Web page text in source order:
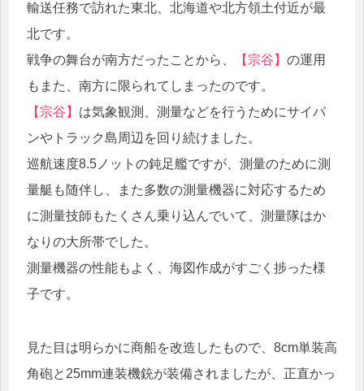
輸送任務で訪れた東北、北海道や北方領土付近が最
北です。
戦争の舞台が南方だったことから、
【宗谷】 の運用
もまた、南方に限られてしまったのです。
【宗谷】 は気象観測、測量などを行うためにサイパ
ンやトラック島周辺を回り続けました。
巡航速度8.5ノットの鈍足艦ですが、測量のために測
量艇も随伴し、また多数の測量機器に対応するため
に測量技師もたくさん乗り込んでいて、測量隊はか
なりの大所帯でした。
測量機器の性能もよく、海図作成がすごく捗った様
子です。
見た目は明らかに商船を改造したもので、8cm単装高
角砲と25mm連装機銃が装備されましたが、正直かっ